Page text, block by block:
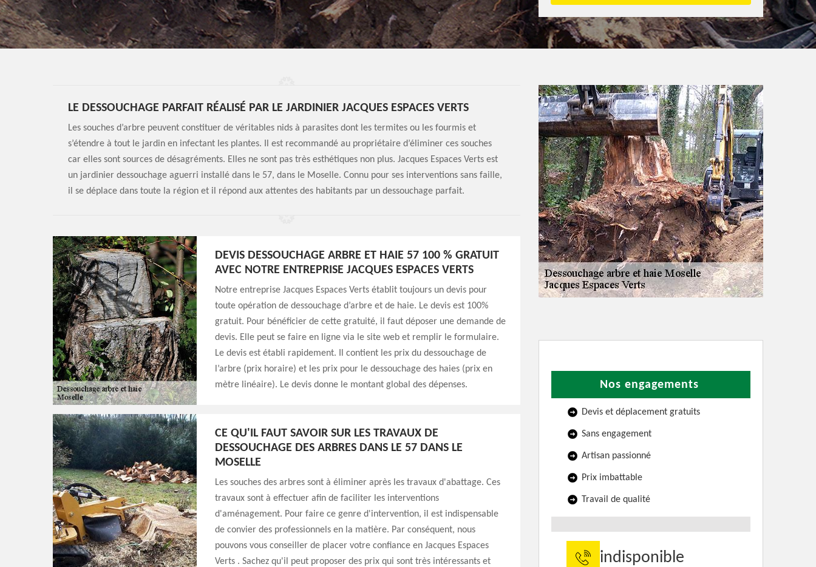
LE DESSOUCHAGE PARFAIT RÉALISÉ PAR LE JARDINIER JACQUES ESPACES VERTS
Les souches d’arbre peuvent constituer de véritables nids à parasites dont les termites ou les fourmis et
s’étendre à tout le jardin en infectant les plantes. Il est recommandé au propriétaire d’éliminer ces souches
car elles sont sources de désagréments. Elles ne sont pas très esthétiques non plus. Jacques Espaces Verts est
un jardinier dessouchage aguerri installé dans le 57, dans le Moselle. Connu pour ses interventions sans faille,
il se déplace dans toute la région et il répond aux attentes des habitants par un dessouchage parfait.
DEVIS DESSOUCHAGE ARBRE ET HAIE 57 100 % GRATUIT
AVEC NOTRE ENTREPRISE JACQUES ESPACES VERTS
Notre entreprise Jacques Espaces Verts établit toujours un devis pour
toute opération de dessouchage d’arbre et de haie. Le devis est 100%
gratuit. Pour bénéficier de cette gratuité, il faut déposer une demande de
devis. Elle peut se faire en ligne via le site web et remplir le formulaire.
Le devis est établi rapidement. Il contient les prix du dessouchage de
l’arbre (prix horaire) et les prix pour le dessouchage des haies (prix en
mètre linéaire). Le devis donne le montant global des dépenses.
CE QU'IL FAUT SAVOIR SUR LES TRAVAUX DE
DESSOUCHAGE DES ARBRES DANS LE 57 DANS LE
MOSELLE
Les souches des arbres sont à éliminer après les travaux d'abattage. Ces
travaux sont à effectuer afin de faciliter les interventions
d'aménagement. Pour faire ce genre d'intervention, il est indispensable
de convier des professionnels en la matière. Par conséquent, nous
pouvons vous conseiller de placer votre confiance en Jacques Espaces
Verts . Sachez qu'il peut proposer des prix qui sont très intéressants et
Nos engagements
Devis et déplacement gratuits
Sans engagement
Artisan passionné
Prix imbattable
Travail de qualité
indisponible